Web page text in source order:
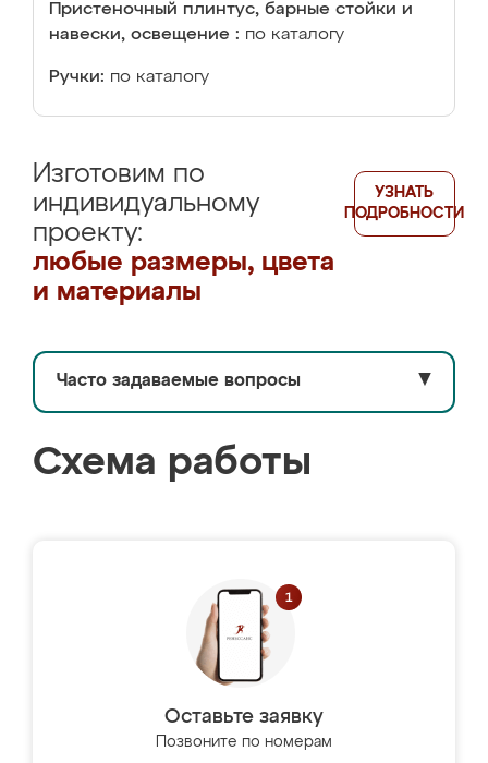
Пристеночный плинтус, барные стойки и
навески, освещение : по каталогу
Ручки: по каталогу
Изготовим по
индивидуальному
проекту:
любые размеры, цвета
и материалы
УЗНАТЬ
ПОДРОБНОСТИ
Часто задаваемые вопросы ▼
Схема работы
Оставьте заявку
Позвоните по номерам